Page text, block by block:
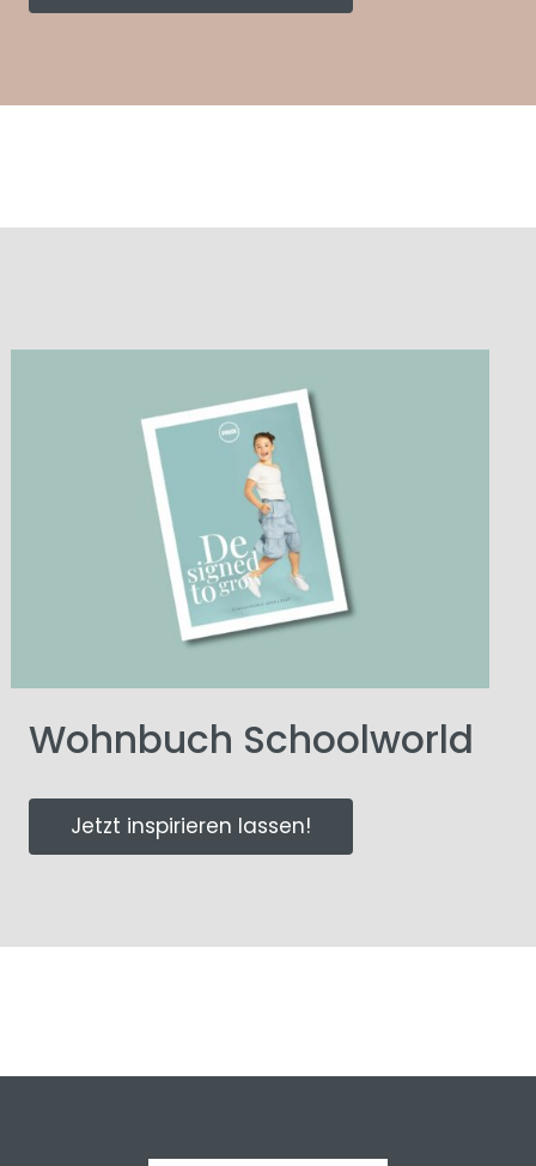
Wohnbuch Schoolworld
Jetzt inspirieren lassen!